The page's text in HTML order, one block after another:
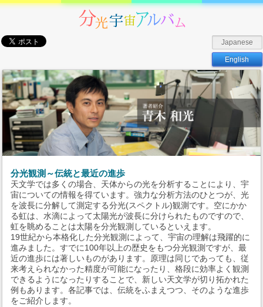
Japanese
English
分光観測～伝統と最近の進歩
天文学では多くの場合、天体からの光を分析することにより、宇
宙についての情報を得ています。強力な分析方法のひとつが、光
を波長に分解して測定する分光(スペクトル)観測です。空にかか
る虹は、水滴によって太陽光が波長に分けられたものですので、
虹を眺めることは太陽を分光観測しているといえます。
19世紀から本格化した分光観測によって、宇宙の理解は飛躍的に
進みました。すでに100年以上の歴史をもつ分光観測ですが、最
近の進歩には著しいものがあります。原理は同じであっても、従
来考えられなかった精度が可能になったり、格段に効率よく観測
できるようになったりすることで、新しい天文学が切り拓かれた
例もあります。各記事では、伝統をふまえつつ、そのような進歩
をご紹介します。